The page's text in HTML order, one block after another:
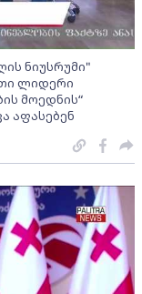
ნიუსრუმი"
ლიდერი
მოედნის“
აფასებენ